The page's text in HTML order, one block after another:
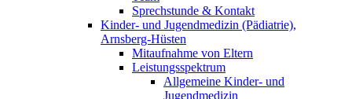
Sprechstunde & Kontakt
Kinder- und Jugendmedizin (Pädiatrie),
Arnsberg-Hüsten
Mitaufnahme von Eltern
Leistungsspektrum
Allgemeine Kinder- und
Jugendmedizin